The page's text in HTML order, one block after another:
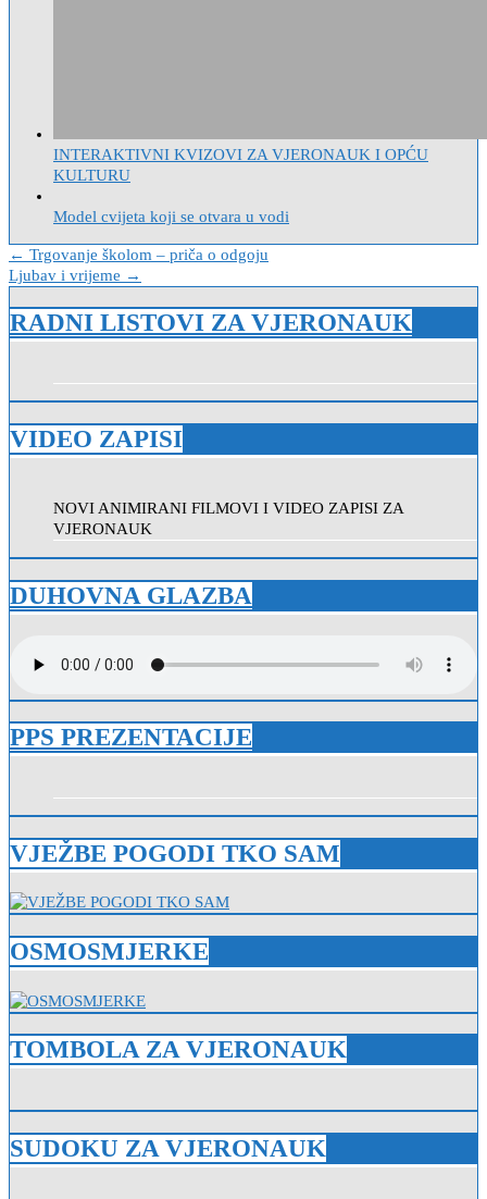
INTERAKTIVNI KVIZOVI ZA VJERONAUK I OPĆU
KULTURU
Model cvijeta koji se otvara u vodi
Navigacija
objava
← Trgovanje školom – priča o odgoju
Ljubav i vrijeme →
RADNI LISTOVI ZA VJERONAUK
VIDEO ZAPISI
NOVI ANIMIRANI FILMOVI I VIDEO ZAPISI ZA
VJERONAUK
DUHOVNA GLAZBA
PPS PREZENTACIJE
VJEŽBE POGODI TKO SAM
OSMOSMJERKE
TOMBOLA ZA VJERONAUK
SUDOKU ZA VJERONAUK